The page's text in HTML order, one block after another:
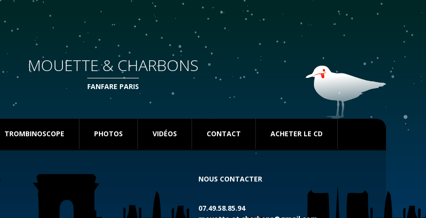
MOUETTE & CHARBONS
FANFARE PARIS
TROMBINOSCOPE PHOTOS VIDÉOS CONTACT ACHETER LE CD
NOUS CONTACTER
07.49.58.85.94